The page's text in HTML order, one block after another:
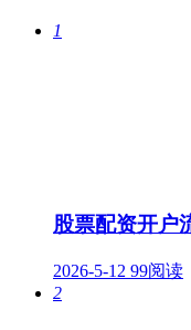
1
股票配资开户
2026-5-12 99阅读
2